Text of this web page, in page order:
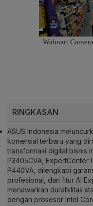
RINGKASAN
ASUS Indonesia
komersial terbaru yang
transformasi digital bisnis
P3405CVA, ExpertCenter
P440VA, dilengkapi
profesional, dan fitur AI
menawarkan durabilitas
dengan prosesor Intel